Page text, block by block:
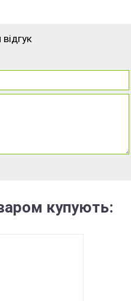
купують: